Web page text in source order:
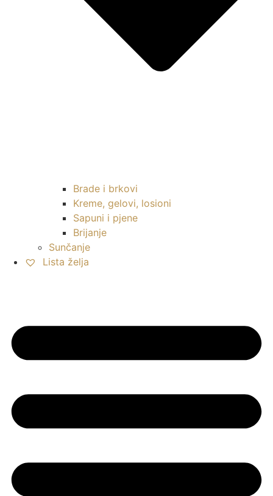
Brade i brkovi
Kreme, gelovi, losioni
Sapuni i pjene
Brijanje
Sunčanje
Lista želja